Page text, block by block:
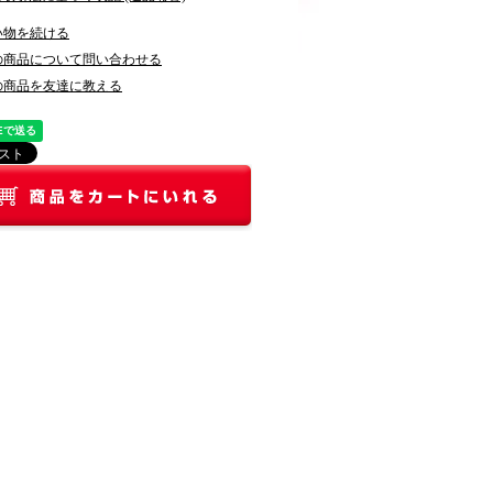
物を続ける
商品について問い合わせる
商品を友達に教える